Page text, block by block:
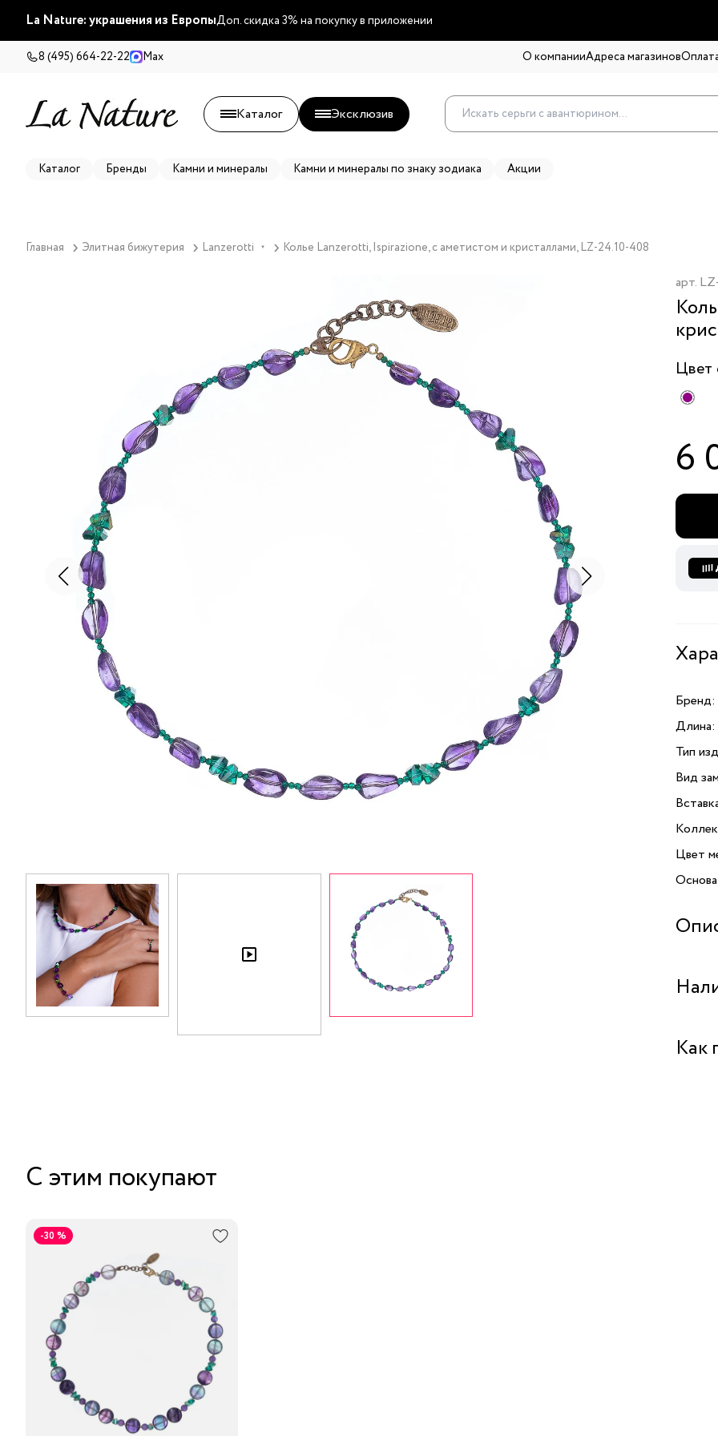
La Nature: украшения из ЕвропыДоп. скидка 3% на покупку в приложении
8 (495) 664-22-22 Max О компанииАдреса магазинов
Каталог Эксклюзив
Каталог Бренды Камни и минералы Камни и минералы по знаку зодиака Акции
Главная Элитная бижутерия Lanzerotti ▼ Колье Lanzerotti, Ispirazione, с аметистом и кристаллами, LZ-24.10-408
арт.
Цвет
6
Бренд:
Длина:
Тип
Вид
Цвет
Бутик
Как
С этим покупают
-30 %